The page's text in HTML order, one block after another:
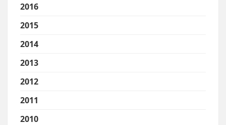
2016
2015
2014
2013
2012
2011
2010